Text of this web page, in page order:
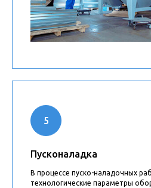
Пусконаладка
В процессе пуско-наладочных
технологические параметры